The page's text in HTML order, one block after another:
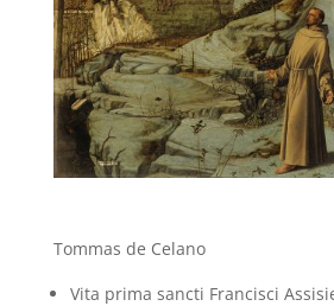
Tommas de Celano
Vita prima sancti Francisci